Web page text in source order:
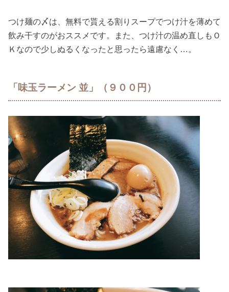
つけ麺の〆は、無料で貰える割りスープでつけ汁を薄めて
飲み干すのがおススメです。また、つけ汁の温め直しもＯ
Ｋなので少しぬるくなったと思ったら遠慮なく…。
「味玉ラーメン 並」（９００円）